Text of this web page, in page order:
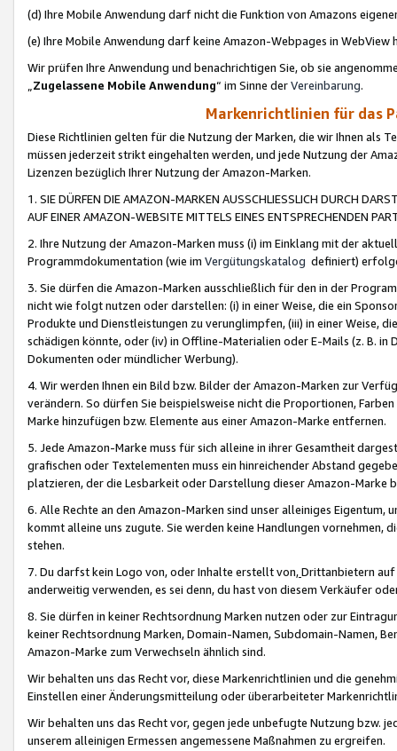
(d) Ihre Mobile Anwendung darf nicht die Funktion von Amazons
(e) Ihre Mobile Anwendung darf keine Amazon-Webpages in WebView
Wir prüfen Ihre Anwendung und benachrichtigen Sie, ob sie
„Zugelassene Mobile Anwendung“ im Sinne derVereinbarung.
Markenrichtlinien für das
Diese Richtlinien gelten für die Nutzung der Marken, die wir Ihnen als
müssen jederzeit strikt eingehalten werden, und jede Nutzung der
Lizenzen bezüglich Ihrer Nutzung der Amazon-Marken.
1. SIE DÜRFEN DIE AMAZON-MARKEN AUSSCHLIESSLICH DURCH
AUF EINER AMAZON-WEBSITE MITTELS EINES ENTSPRECHENDEN
2. Ihre Nutzung der Amazon-Marken muss (i) im Einklang mit der
Programmdokumentation (wie im Vergütungskatalog definiert)
3. Sie dürfen die Amazon-Marken ausschließlich für den in der
nicht wie folgt nutzen oder darstellen: (i) in einer Weise, die ein
Produkte und Dienstleistungen zu verunglimpfen, (iii) in einer Weise,
schädigen könnte, oder (iv) in Offline-Materialien oder E-Mails (z. B. in
Dokumenten oder mündlicher Werbung).
4. Wir werden Ihnen ein Bild bzw. Bilder der Amazon-Marken zur
verändern. So dürfen Sie beispielsweise nicht die Proportionen,
Marke hinzufügen bzw. Elemente aus einer Amazon-Marke entfernen.
5. Jede Amazon-Marke muss für sich alleine in ihrer Gesamtheit
grafischen oder Textelementen muss ein hinreichender Abstand
platzieren, der die Lesbarkeit oder Darstellung dieser Amazon-Marke
6. Alle Rechte an den Amazon-Marken sind unser alleiniges
kommt alleine uns zugute. Sie werden keine Handlungen vornehmen,
stehen.
7. Du darfst kein Logo von, oder Inhalte erstellt von,Drittanbietern auf
anderweitig verwenden, es sei denn, du hast von diesem Verkäufer
8. Sie dürfen in keiner Rechtsordnung Marken nutzen oder zur
keiner Rechtsordnung Marken, Domain-Namen, Subdomain-Namen,
Amazon-Marke zum Verwechseln ähnlich sind.
Wir behalten uns das Recht vor, diese Markenrichtlinien und die
Einstellen einer Änderungsmitteilung oder überarbeiteter
Wir behalten uns das Recht vor, gegen jede unbefugte Nutzung bzw.
unserem alleinigen Ermessen angemessene Maßnahmen zu ergreifen.